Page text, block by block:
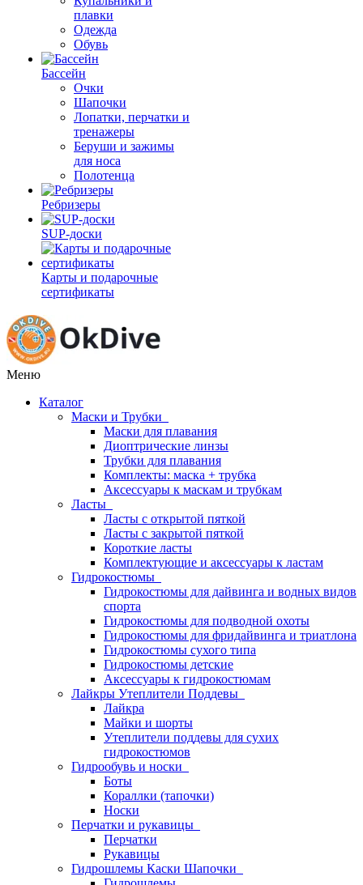
плавки
Одежда
Обувь
Бассейн
Очки
Шапочки
Лопатки, перчатки и
тренажеры
Беруши и зажимы
для носа
Полотенца
Ребризеры
SUP-доски
Карты и подарочные
сертификаты
Меню
Каталог
Маски и Трубки
Маски для плавания
Диоптрические линзы
Трубки для плавания
Комплекты: маска + трубка
Аксессуары к маскам и трубкам
Ласты
Ласты с открытой пяткой
Ласты с закрытой пяткой
Короткие ласты
Комплектующие и аксессуары к ластам
Гидрокостюмы
Гидрокостюмы для дайвинга и водных видов
спорта
Гидрокостюмы для подводной охоты
Гидрокостюмы для фридайвинга и триатлона
Гидрокостюмы сухого типа
Гидрокостюмы детские
Аксессуары к гидрокостюмам
Лайкры Утеплители Поддевы
Лайкра
Майки и шорты
Утеплители поддевы для сухих
гидрокостюмов
Гидрообувь и носки
Боты
Кораллки (тапочки)
Носки
Перчатки и рукавицы
Перчатки
Рукавицы
Гидрошлемы Каски Шапочки